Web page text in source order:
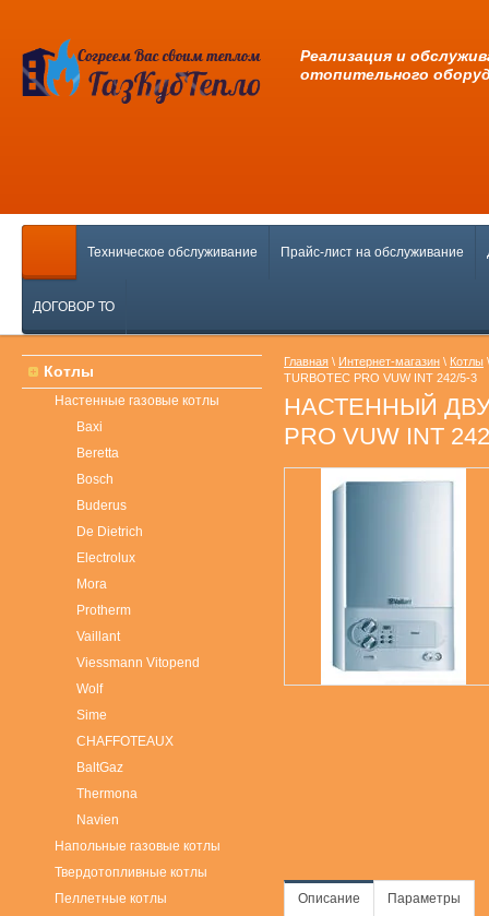
Pеализация и
отопительного
Техническое обслуживание Прайс-лист на обслуживание
ДОГОВОР ТО
Котлы
Настенные газовые котлы
Baxi
Beretta
Bosch
Buderus
De Dietrich
Electrolux
Mora
Protherm
Vaillant
Viessmann Vitopend
Wolf
Sime
СHAFFOTEAUX
BaltGaz
Thermona
Navien
Напольные газовые котлы
Твердотопливные котлы
Пеллетные котлы
Главная \ Интернет-магазин \ Котлы
TURBOTEC PRO VUW INT 242/5-3
НАСТЕННЫЙ
PRO VUW INT
Описание Параметры